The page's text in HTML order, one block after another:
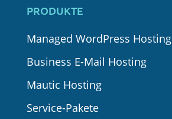
PRODUKTE
Managed WordPress Hosting
Business E-Mail Hosting
Mautic Hosting
Service-Pakete